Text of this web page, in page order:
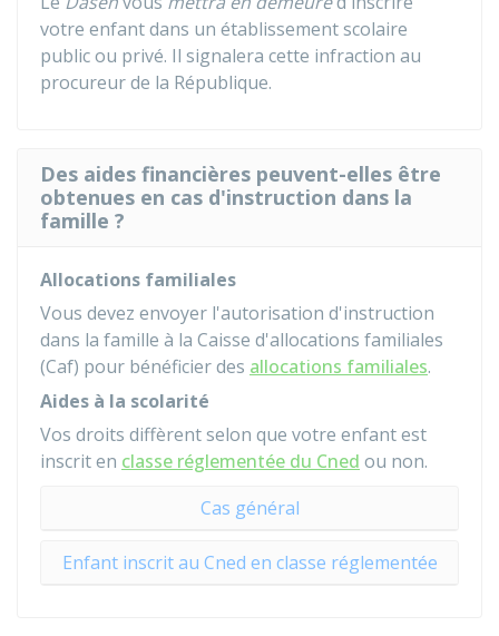
votre enfant dans un établissement scolaire
public ou privé. Il signalera cette infraction au
procureur de la République.
Des aides financières peuvent-elles être
obtenues en cas d'instruction dans la
famille ?
Allocations familiales
Vous devez envoyer l'autorisation d'instruction
dans la famille à la Caisse d'allocations familiales
(Caf) pour bénéficier des allocations familiales.
Aides à la scolarité
Vos droits diffèrent selon que votre enfant est
inscrit en classe réglementée du Cned ou non.
Cas général
Enfant inscrit au Cned en classe réglementée